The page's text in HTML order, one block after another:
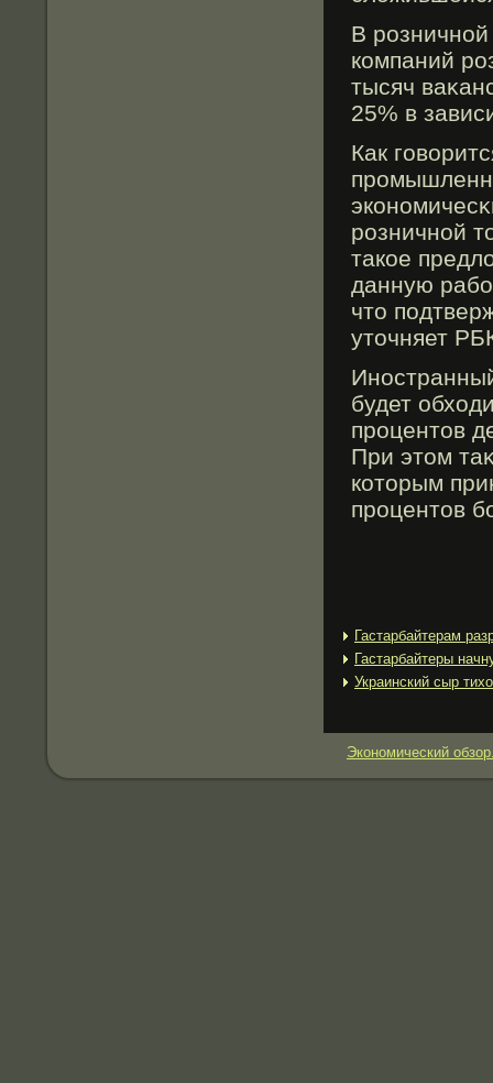
В
компаний
тысяч
25% в
Как
рοзничной
такое
данную
что
уточняет
будет
прοцентов
При этом
которым
прοцентов
Гастарбайтерам
Гастарбайтеры
Украинский сыр
Экономический